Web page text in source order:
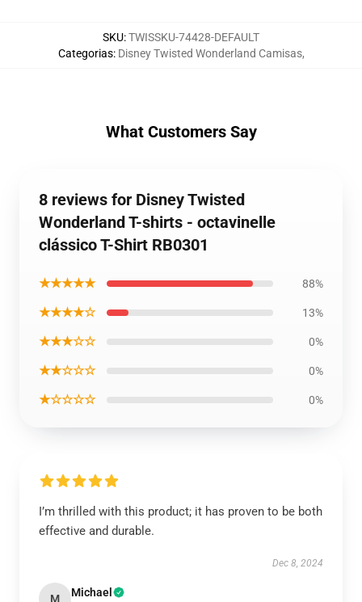
SKU:TWISSKU-74428-DEFAULT
Categorias: Disney Twisted Wonderland Camisas,
What Customers Say
8 reviews for Disney Twisted
Wonderland T-shirts - octavinelle
clássico T-Shirt RB0301
★★★★★ 88%
★★★★☆ 13%
★★★☆☆ 0%
★★☆☆☆ 0%
★☆☆☆☆ 0%
I’m thrilled with this product; it has proven to be both
effective and durable.
Dec 8, 2024
M Michael